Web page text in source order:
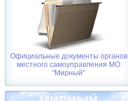
Официальные документы органов
местного самоуправления МО
"Мирный"